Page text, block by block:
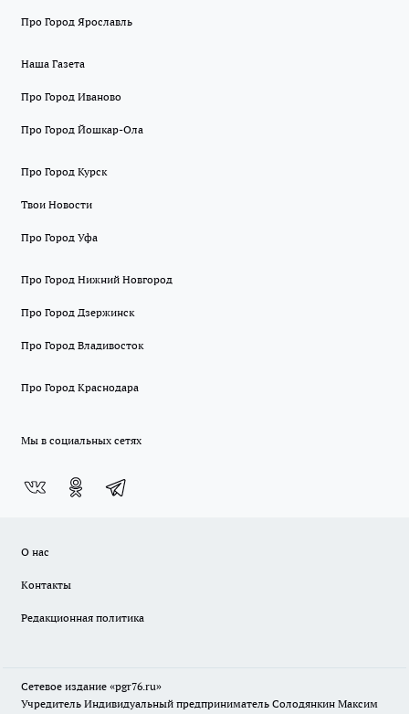
Про Город Ярославль
Наша Газета
Про Город Иваново
Про Город Йошкар-Ола
Про Город Курск
Твои Новости
Про Город Уфа
Про Город Нижний Новгород
Про Город Дзержинск
Про Город Владивосток
Про Город Краснодара
Мы в социальных сетях
О нас
Контакты
Редакционная политика
Сетевое издание «pgr76.ru»
Учредитель Индивидуальный предприниматель Солодянкин Максим